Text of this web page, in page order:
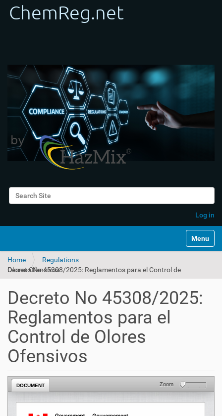
Search Site
Log in
Toggle
Home
Regulations
Decreto No 45308/2025: Reglamentos para el Control de Olores Ofensivos
Decreto No 45308/2025:
Reglamentos para el
Control de Olores
Ofensivos
DOCUMENT Zoom